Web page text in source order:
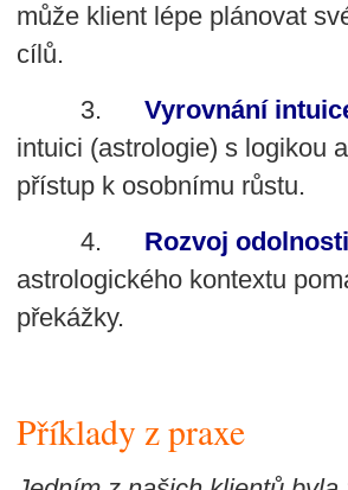
může klient lépe plánovat
cílů.
3. Vyrovnání
intuici (astrologie) s logikou
přístup k osobnímu růstu.
4.
Rozvoj
astrologického kontextu
překážky.
Příklady z praxe